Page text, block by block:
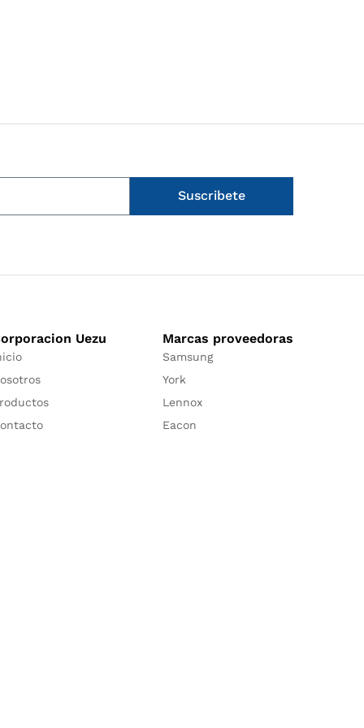
Suscribete
Uezu Marcas proveedoras
Samsung
York
Lennox
Eacon